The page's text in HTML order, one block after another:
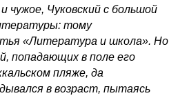
чужое, Чуковский с большой
тому
«Литература и школа». Но
попадающих в поле его
пляже, да
в возраст, пытаясь